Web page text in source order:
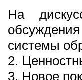
На
системы
2.
3. Новое